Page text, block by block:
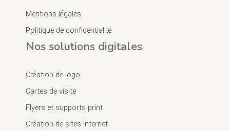
Mentions légales
Politique de confidentialité
Nos solutions digitales
Création de logo
Cartes de visite
Flyers et supports print
Création de sites Internet